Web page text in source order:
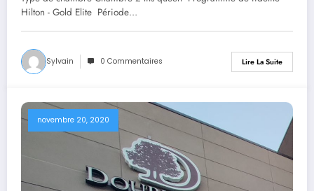
Hilton - Gold Elite Période…
Sylvain 0 Commentaires Lire La Suite
novembre 20, 2020